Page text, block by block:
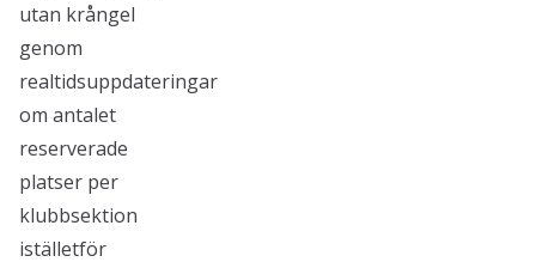
utan krångel
genom
realtidsuppdateringar
om antalet
reserverade
platser per
klubbsektion
iställetför